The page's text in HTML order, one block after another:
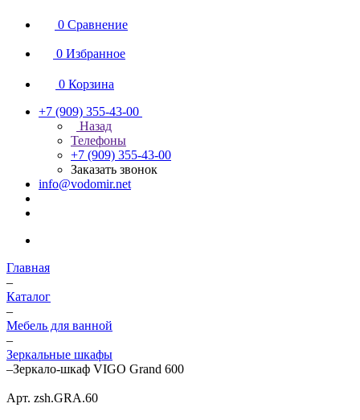
0 Сравнение
0 Избранное
0 Корзина
+7 (909) 355-43-00
Назад
Телефоны
+7 (909) 355-43-00
Заказать звонок
info@vodomir.net
Главная
–
Каталог
–
Мебель для ванной
–
Зеркальные шкафы
–Зеркало-шкаф VIGO Grand 600
Арт. zsh.GRA.60